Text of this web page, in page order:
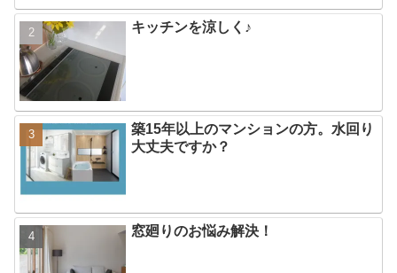
キッチンを涼しく♪
築15年以上のマンションの方。水回り
大丈夫ですか？
窓廻りのお悩み解決！